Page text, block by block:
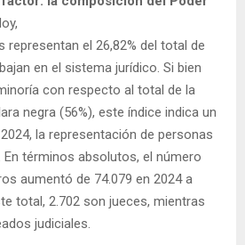
el 26,82% del total de
en el sistema jurídico. Si bien
con respecto al total de la
negra (56%), este índice indica un
la representación de personas
En términos absolutos, el número
aumentó de 74.079 en 2024 a
total, 2.702 son jueces, mientras
judiciales.